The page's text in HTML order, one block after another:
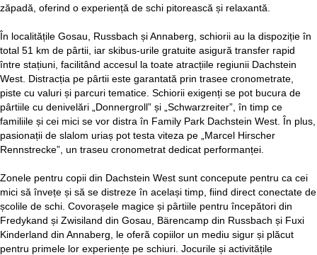
zăpadă, oferind o experiență de schi pitorească și relaxantă.
În localitățile Gosau, Russbach și Annaberg, schiorii au la dispoziție în
total 51 km de pârtii, iar skibus-urile gratuite asigură transfer rapid
între stațiuni, facilitând accesul la toate atracțiile regiunii Dachstein
West. Distracția pe pârtii este garantată prin trasee cronometrate,
piste cu valuri și parcuri tematice. Schiorii exigenți se pot bucura de
pârtiile cu denivelări „Donnergroll” și „Schwarzreiter”, în timp ce
familiile și cei mici se vor distra în Family Park Dachstein West. În plus,
pasionații de slalom uriaș pot testa viteza pe „Marcel Hirscher
Rennstrecke”, un traseu cronometrat dedicat performanței.
Zonele pentru copii din Dachstein West sunt concepute pentru ca cei
mici să învețe și să se distreze în același timp, fiind direct conectate de
școlile de schi. Covorașele magice și pârtiile pentru începători din
Fredykand și Zwisiland din Gosau, Bärencamp din Russbach și Fuxi
Kinderland din Annaberg, le oferă copiilor un mediu sigur și plăcut
pentru primele lor experiențe pe schiuri. Jocurile și activitățile